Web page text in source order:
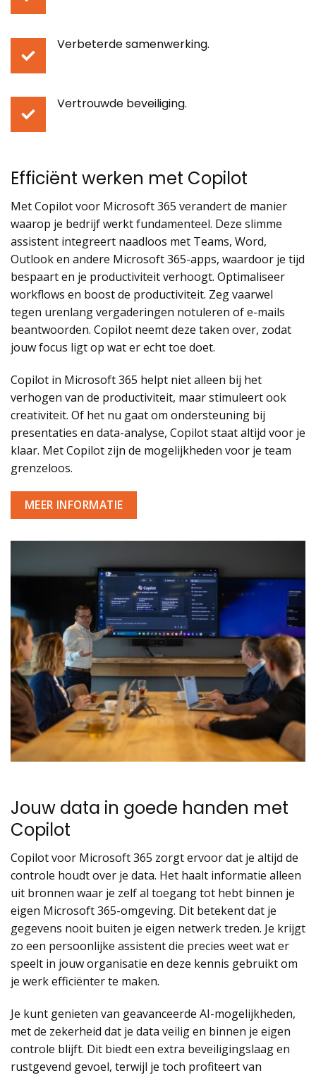
Verbeterde samenwerking.
Vertrouwde beveiliging.
Efficiënt werken met Copilot
Met Copilot voor Microsoft 365 verandert de manier
waarop je bedrijf werkt fundamenteel. Deze slimme
assistent integreert naadloos met Teams, Word,
Outlook en andere Microsoft 365-apps, waardoor je tijd
bespaart en je productiviteit verhoogt. Optimaliseer
workflows en boost de productiviteit. Zeg vaarwel
tegen urenlang vergaderingen notuleren of e-mails
beantwoorden. Copilot neemt deze taken over, zodat
jouw focus ligt op wat er echt toe doet.
Copilot in Microsoft 365 helpt niet alleen bij het
verhogen van de productiviteit, maar stimuleert ook
creativiteit. Of het nu gaat om ondersteuning bij
presentaties en data-analyse, Copilot staat altijd voor je
klaar. Met Copilot zijn de mogelijkheden voor je team
grenzeloos.
MEER INFORMATIE
Jouw data in goede handen met
Copilot
Copilot voor Microsoft 365 zorgt ervoor dat je altijd de
controle houdt over je data. Het haalt informatie alleen
uit bronnen waar je zelf al toegang tot hebt binnen je
eigen Microsoft 365-omgeving. Dit betekent dat je
gegevens nooit buiten je eigen netwerk treden. Je krijgt
zo een persoonlijke assistent die precies weet wat er
speelt in jouw organisatie en deze kennis gebruikt om
je werk efficiënter te maken.
Je kunt genieten van geavanceerde AI-mogelijkheden,
met de zekerheid dat je data veilig en binnen je eigen
controle blijft. Dit biedt een extra beveiligingslaag en
rustgevend gevoel, terwijl je toch profiteert van